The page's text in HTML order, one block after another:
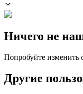
Ничего не
Попробуйте
Другие